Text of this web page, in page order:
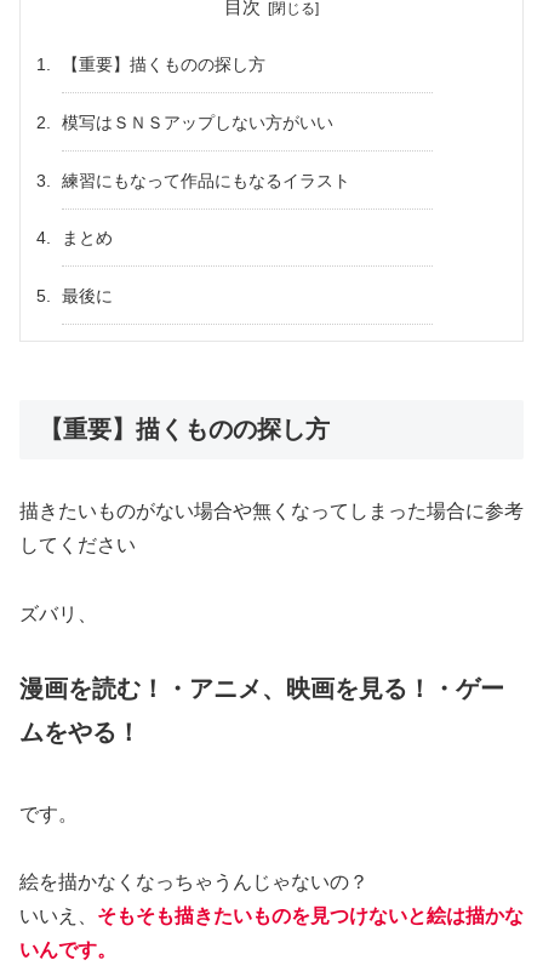
目次
【重要】描くものの探し方
模写はＳＮＳアップしない方がいい
練習にもなって作品にもなるイラスト
まとめ
最後に
【重要】描くものの探し方
描きたいものがない場合や無くなってしまった場合に参考
してください
ズバリ、
漫画を読む！・アニメ、映画を見る！・ゲー
ムをやる！
です。
絵を描かなくなっちゃうんじゃないの？
いいえ、 そもそも描きたいものを見つけないと絵は描かな
いんです。